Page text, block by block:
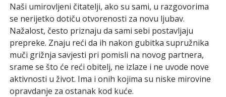
Naši umirovljeni čitatelji, ako su sami, u razgovorima
se nerijetko dotiču otvorenosti za novu ljubav.
Nažalost, često priznaju da sami sebi postavljaju
prepreke. Znaju reći da ih nakon gubitka supružnika
muči grižnja savjesti pri pomisli na novog partnera,
srame se što će reći obitelj, ne izlaze i ne uvode nove
aktivnosti u život. Ima i onih kojima su niske mirovine
opravdanje za ostanak kod kuće.